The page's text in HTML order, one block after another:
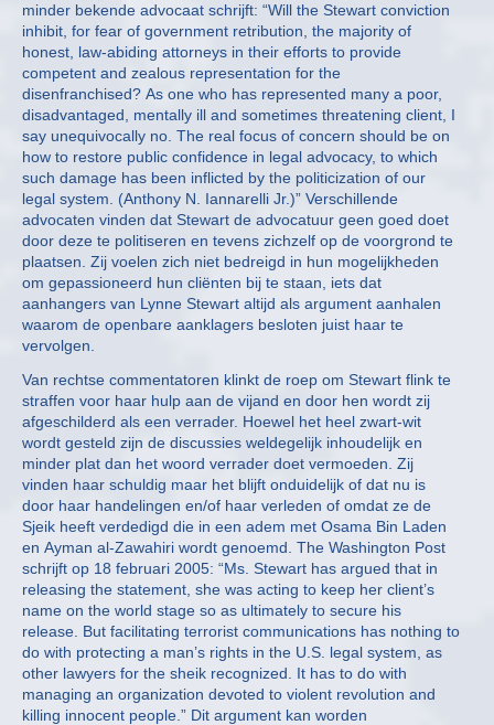
minder bekende advocaat schrijft: “Will the Stewart conviction
inhibit, for fear of government retribution, the majority of
honest, law-abiding attorneys in their efforts to provide
competent and zealous representation for the
disenfranchised? As one who has represented many a poor,
disadvantaged, mentally ill and sometimes threatening client, I
say unequivocally no. The real focus of concern should be on
how to restore public confidence in legal advocacy, to which
such damage has been inflicted by the politicization of our
legal system. (Anthony N. Iannarelli Jr.)” Verschillende
advocaten vinden dat Stewart de advocatuur geen goed doet
door deze te politiseren en tevens zichzelf op de voorgrond te
plaatsen. Zij voelen zich niet bedreigd in hun mogelijkheden
om gepassioneerd hun cliënten bij te staan, iets dat
aanhangers van Lynne Stewart altijd als argument aanhalen
waarom de openbare aanklagers besloten juist haar te
vervolgen.
Van rechtse commentatoren klinkt de roep om Stewart flink te
straffen voor haar hulp aan de vijand en door hen wordt zij
afgeschilderd als een verrader. Hoewel het heel zwart-wit
wordt gesteld zijn de discussies weldegelijk inhoudelijk en
minder plat dan het woord verrader doet vermoeden. Zij
vinden haar schuldig maar het blijft onduidelijk of dat nu is
door haar handelingen en/of haar verleden of omdat ze de
Sjeik heeft verdedigd die in een adem met Osama Bin Laden
en Ayman al-Zawahiri wordt genoemd. The Washington Post
schrijft op 18 februari 2005: “Ms. Stewart has argued that in
releasing the statement, she was acting to keep her client’s
name on the world stage so as ultimately to secure his
release. But facilitating terrorist communications has nothing to
do with protecting a man’s rights in the U.S. legal system, as
other lawyers for the sheik recognized. It has to do with
managing an organization devoted to violent revolution and
killing innocent people.” Dit argument kan worden